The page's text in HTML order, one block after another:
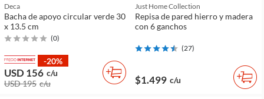
Deca
Bacha de apoyo circular verde 30
x 13.5 cm
(0)
-20%
USD 156 c/u
USD 195 c/u
Just Home Collection
Repisa de pared hierro y madera
con 6 ganchos
(27)
$1.499 c/u